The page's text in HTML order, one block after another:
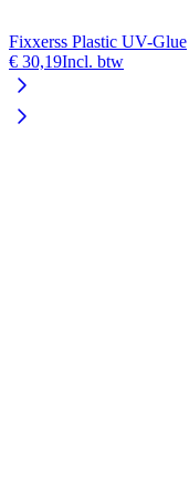
Fixxerss Plastic UV-Glue
€ 30,19Incl. btw